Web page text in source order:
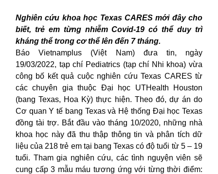
Nghiên cứu khoa học Texas CARES mới đây cho
biết, trẻ em từng nhiễm Covid-19 có thể duy trì
kháng thể trong cơ thể lên đến 7 tháng.
Báo Vietnamplus (Việt Nam) đưa tin, ngày
19/03/2022, tạp chí Pediatrics (tạp chí Nhi khoa) vừa
công bố kết quả cuộc nghiên cứu Texas CARES từ
các chuyên gia thuộc Đại học UTHealth Houston
(bang Texas, Hoa Kỳ) thực hiện. Theo đó, dự án do
Cơ quan Y tế bang Texas và Hệ thống Đại học Texas
đồng tài trợ. Bắt đầu vào tháng 10/2020, những nhà
khoa học này đã thu thập thông tin và phân tích dữ
liệu của 218 trẻ em tại bang Texas có độ tuổi từ 5 – 19
tuổi. Tham gia nghiên cứu, các tình nguyện viên sẽ
cung cấp 3 mẫu máu tương ứng với từng thời điểm: